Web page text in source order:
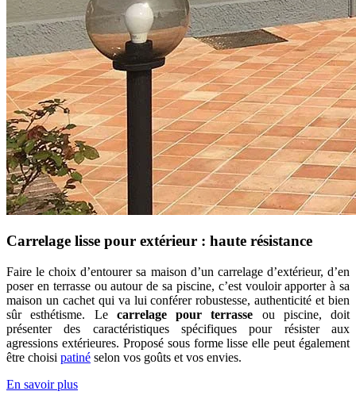
Carrelage lisse pour extérieur : haute résistance
Faire le choix d’entourer sa maison d’un carrelage d’extérieur, d’en
poser en terrasse ou autour de sa piscine, c’est vouloir apporter à sa
maison un cachet qui va lui conférer robustesse, authenticité et bien
sûr esthétisme. Lecarrelage pour terrasse ou piscine, doit
présenter des caractéristiques spécifiques pour résister aux
agressions extérieures. Proposé sous forme lisse elle peut également
être choisi patiné selon vos goûts et vos envies.
En savoir plus